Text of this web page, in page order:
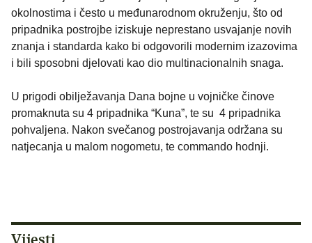
okolnostima i često u međunarodnom okruženju, što od
pripadnika postrojbe iziskuje neprestano usvajanje novih
znanja i standarda kako bi odgovorili modernim izazovima
i bili sposobni djelovati kao dio multinacionalnih snaga.
U prigodi obilježavanja Dana bojne u vojničke činove
promaknuta su 4 pripadnika “Kuna”, te su 4 pripadnika
pohvaljena. Nakon svečanog postrojavanja održana su
natjecanja u malom nogometu, te commando hodnji.